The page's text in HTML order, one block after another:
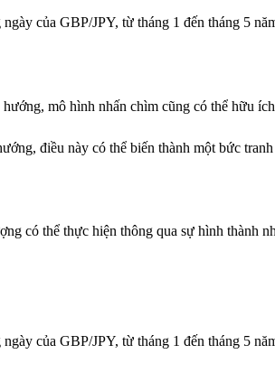
của GBP/JPY, từ tháng 1 đến tháng 5
mô hình nhấn chìm cũng có thể hữu
điều này có thể biến thành một bức
có thể thực hiện thông qua sự hình thành
của GBP/JPY, từ tháng 1 đến tháng 5